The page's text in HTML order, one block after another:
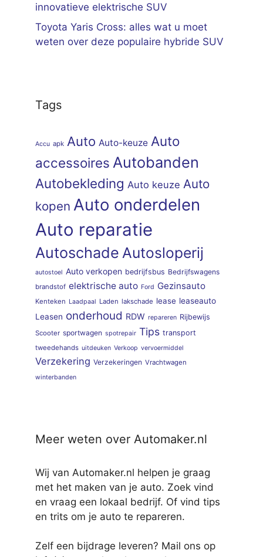
innovatieve elektrische SUV
Toyota Yaris Cross: alles wat u moet
weten over deze populaire hybride SUV
Tags
Accu apk Auto Auto-keuze Auto
accessoires Autobanden
Autobekleding Auto keuze Auto
kopen Auto onderdelen
Auto reparatie
Autoschade Autosloperij
autostoel Auto verkopen bedrijfsbus Bedrijfswagens
brandstof elektrische auto Ford Gezinsauto
Kenteken Laadpaal Laden lakschade lease leaseauto
Leasen onderhoud RDW repareren Rijbewijs
Scooter sportwagen spotrepair Tips transport
tweedehands uitdeuken Verkoop vervoermiddel
Verzekering Verzekeringen Vrachtwagen
winterbanden
Meer weten over Automaker.nl
Wij van Automaker.nl helpen je graag
met het maken van je auto. Zoek vind
en vraag een lokaal bedrijf. Of vind tips
en trits om je auto te repareren.
Zelf een bijdrage leveren? Mail ons op